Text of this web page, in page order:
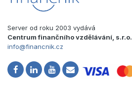
Server od roku 2003 vydává
Centrum finančního vzdělávání, s.r.o.
info@financnik.cz